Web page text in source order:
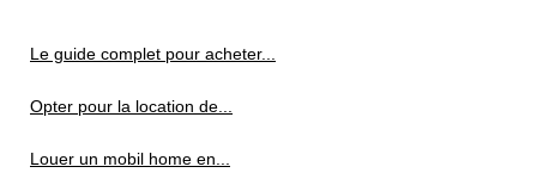
Le guide complet pour acheter...
Opter pour la location de...
Louer un mobil home en...